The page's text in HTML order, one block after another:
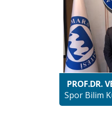
PROF.DR.
Spor Bilim